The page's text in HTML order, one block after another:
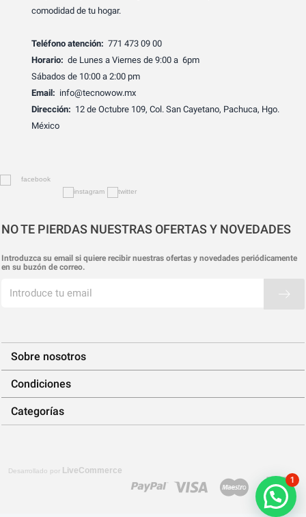
comodidad de tu hogar.
Teléfono atención: 771 473 09 00
Horario: de Lunes a Viernes de 9:00 a 6pm
Sábados de 10:00 a 2:00 pm
Email: info@tecnowow.mx
Dirección: 12 de Octubre 109, Col. San Cayetano, Pachuca, Hgo.
México
NO TE PIERDAS NUESTRAS OFERTAS Y NOVEDADES
Introduzca su email si quiere recibir nuestras ofertas y novedades periódicamente
en su buzón de correo.
Sobre nosotros
Condiciones
Categorías
Desarrollado por LiveCommerce
1